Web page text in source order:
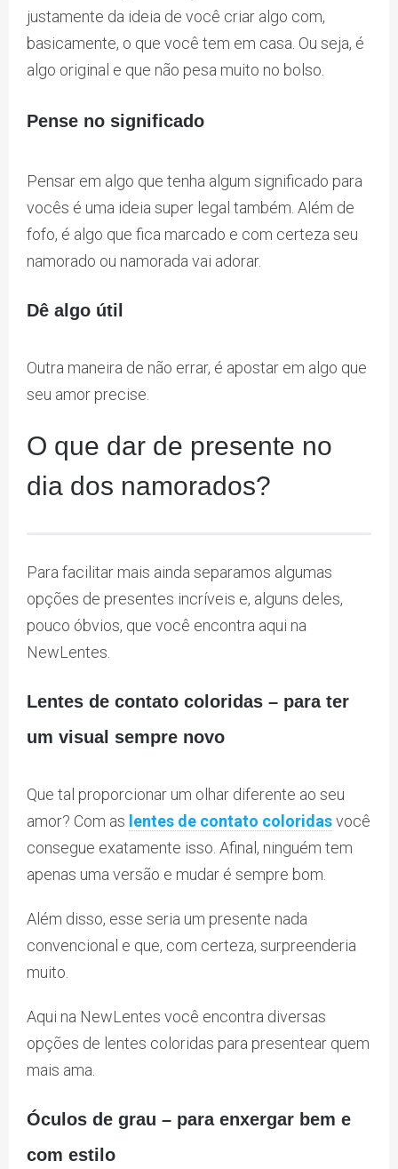
justamente da ideia de você criar algo com,
basicamente, o que você tem em casa. Ou seja, é
algo original e que não pesa muito no bolso.
Pense no significado
Pensar em algo que tenha algum significado para
vocês é uma ideia super legal também. Além de
fofo, é algo que fica marcado e com certeza seu
namorado ou namorada vai adorar.
Dê algo útil
Outra maneira de não errar, é apostar em algo que
seu amor precise.
O que dar de presente no
dia dos namorados?
Para facilitar mais ainda separamos algumas
opções de presentes incríveis e, alguns deles,
pouco óbvios, que você encontra aqui na
NewLentes.
Lentes de contato coloridas – para ter
um visual sempre novo
Que tal proporcionar um olhar diferente ao seu
amor? Com as lentes de contato coloridasvocê
consegue exatamente isso. Afinal, ninguém tem
apenas uma versão e mudar é sempre bom.
Além disso, esse seria um presente nada
convencional e que, com certeza, surpreenderia
muito.
Aqui na NewLentes você encontra diversas
opções de lentes coloridas para presentear quem
mais ama.
Óculos de grau – para enxergar bem e
com estilo